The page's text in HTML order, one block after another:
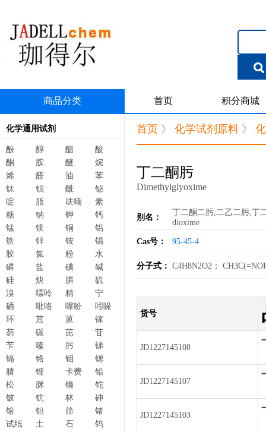
商品分类 首页 积分商城
化学通用试剂
酚 醇 酯
酸
酮
胺 醚
烷
烯
醛 油
苯
钛
钡 酰
铋
啶
脂 呋喃
素
糖
钠 钾
钙
锰
镁 铜
铝
铁
锌 铵
锡
胶
氯 粉
水
磷
盐 碘
碱
硅
炔 膦
硫
溴
嘌呤 精
宁
硒
吡咯 噻吩
吲哚
环
苊 蒽
镓
芴
碳 芘
苷
苄
嗪 肟
锑
镉
铬 钼
锶
腈
锂 卡费
铅
松
脒 镝
铊
铍
钪 林
砷
铪
钽 筛
锗
试纸
土 石
钨
首页 》 化学试剂原料 》
丁二酮肟
Dimethylglyoxime
别名：
丁二酮二肟,二乙二肟,丁
dioxime
Cas号： 95-45-4
分子式： C4H8N2O2；
货号
JD1227145108
JD1227145107
JD1227145103